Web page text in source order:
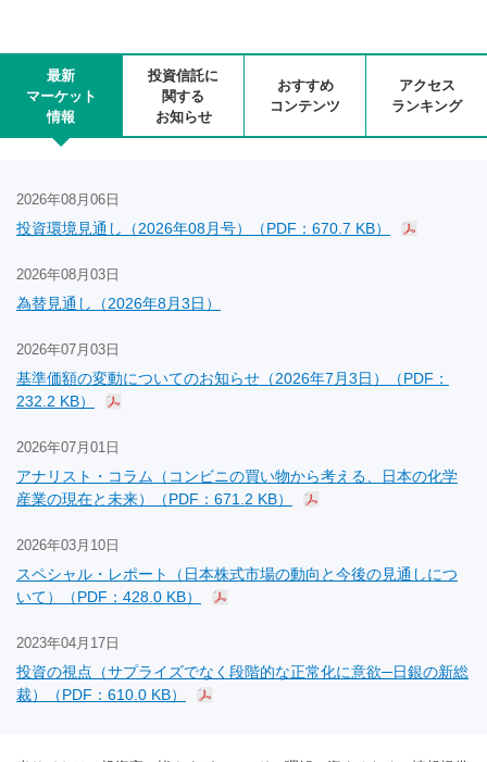
最新
マーケット
情報
投資信託に
関する
お知らせ
おすすめ
コンテンツ
アクセス
ランキング
2026年08月06日
投資環境見通し（2026年08月号）（PDF：670.7 KB）
2026年08月03日
為替見通し（2026年8月3日）
2026年07月03日
基準価額の変動についてのお知らせ（2026年7月3日）（PDF：
232.2 KB）
2026年07月01日
アナリスト・コラム（コンビニの買い物から考える、日本の化学
産業の現在と未来）（PDF：671.2 KB）
2026年03月10日
スペシャル・レポート（日本株式市場の動向と今後の見通しにつ
いて）（PDF：428.0 KB）
2023年04月17日
投資の視点（サプライズでなく段階的な正常化に意欲─日銀の新総
裁）（PDF：610.0 KB）